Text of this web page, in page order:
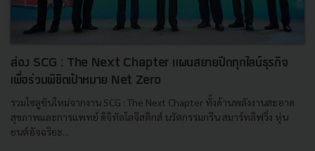
ส่อง SCG : The Next Chapter แผนสยายปีกทุกไลน์ธุรกิจ
เพื่อร่วมพิชิตเป้าหมาย Net Zero
รวมโซลูชันใหม่จากงาน SCG : The Next Chapter ทั้งด้านพลังงานสะอาด
สุขภาพและการแพทย์ ดิจิทัลโลจิสติกส์ นวัตกรรมกรีน สมาร์ทลิฟวิ่ง หุ่น
ยนต์อัจฉริยะ...